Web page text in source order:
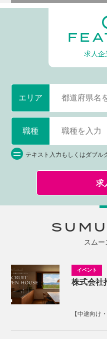
求人企
エリア
テキスト入力もしくはダブル
職種
求
スム
株式会社